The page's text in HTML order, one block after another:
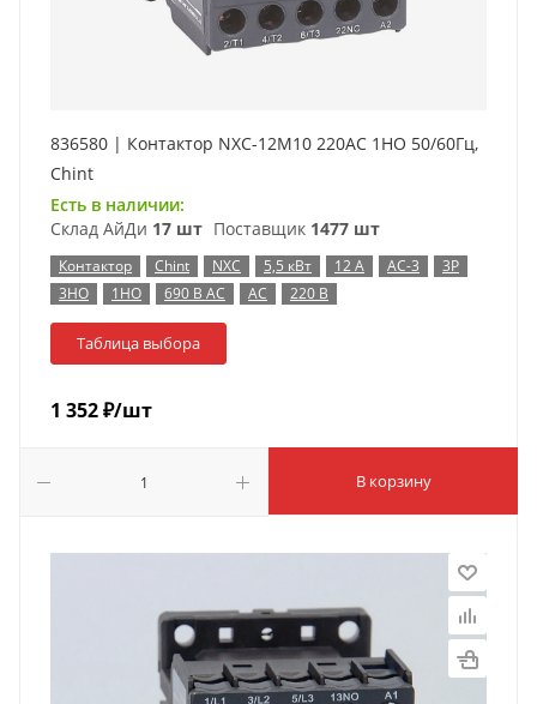
836580 | Контактор NXC-12M10 220AC 1НО 50/60Гц,
Chint
Есть в наличии:
Склад АйДи 17 шт Поставщик 1477 шт
Контактор Chint NXC 5,5 кВт 12 А AC-3
3P
3НО
1НО 690 В AC AC 220 В
Таблица выбора
1 352₽/шт
В корзину